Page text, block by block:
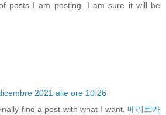
posts I am posting. I am sure it will be
2021 alle ore 10:26
find a post with what I want. 메리트카